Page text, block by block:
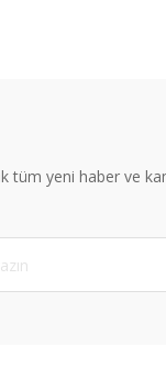
bulunuyor.
daha pahalı.
tüm yeni haber ve